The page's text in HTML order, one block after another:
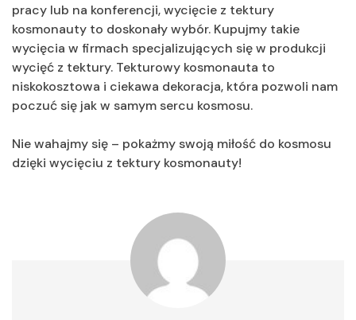
pracy lub na konferencji, wycięcie z tektury
kosmonauty to doskonały wybór. Kupujmy takie
wycięcia w firmach specjalizujących się w produkcji
wycięć z tektury. Tekturowy kosmonauta to
niskokosztowa i ciekawa dekoracja, która pozwoli nam
poczuć się jak w samym sercu kosmosu.
Nie wahajmy się – pokażmy swoją miłość do kosmosu
dzięki wycięciu z tektury kosmonauty!